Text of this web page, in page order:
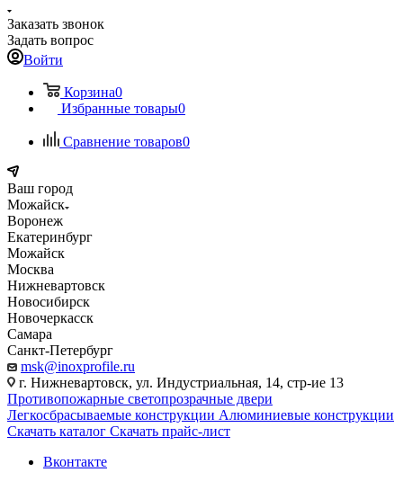
Заказать звонок
Задать вопрос
Войти
Корзина0
Избранные товары0
Сравнение товаров0
Ваш город
Можайск
Воронеж
Екатеринбург
Можайск
Москва
Нижневартовск
Новосибирск
Новочеркасск
Самара
Санкт-Петербург
msk@inoxprofile.ru
г. Нижневартовск, ул. Индустриальная, 14, стр-ие 13
Противопожарные светопрозрачные двери
Легкосбрасываемые конструкции Алюминиевые конструкции
Скачать каталог Скачать прайс-лист
Вконтакте